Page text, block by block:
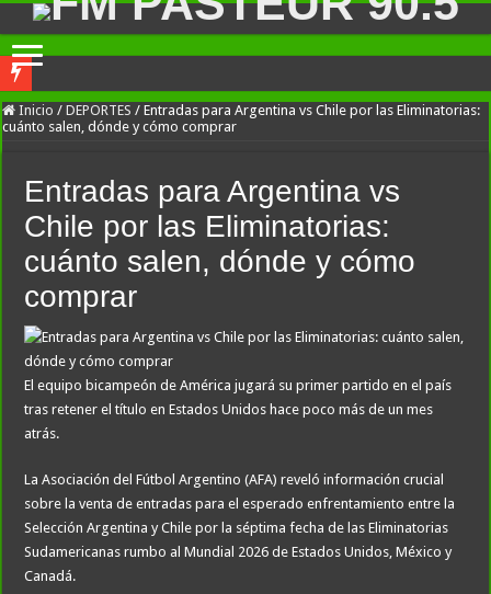
River lo descartó y el pibe Jaime brilla en Peñarol de Montevideo: «¿Nos dieron
Camilota presentó a su nueva novia y contó su historia de amor: «Hoy, por fin,
Franco Mastantuono se fue de Real Madrid y en Italia lo recibió una multitud:
Dolor en Chubut: murió el intendente de Gaiman en medio de una operación
Escala el conflicto universitario: los rectores piden a la Justicia que intime al
Pedradas, corridas y detenidos frente al Congreso en la marcha contra la Ley de
La Cámara de Casación confirmó el procesamiento de Julio de Vido y su
La contundente respuesta de Benegas Lynch a una senadora K que quiso
«Yo tenía mi propia droga, creo que me la habían regalado»: qué declaró
Inicio / DEPORTES / Entradas para Argentina vs Chile por las Eliminatorias:
cuánto salen, dónde y cómo comprar
Entradas para Argentina vs
Chile por las Eliminatorias:
cuánto salen, dónde y cómo
comprar
El equipo bicampeón de América jugará su primer partido en el país
tras retener el título en Estados Unidos hace poco más de un mes
atrás.
La Asociación del Fútbol Argentino (AFA) reveló información crucial
sobre la venta de entradas para el esperado enfrentamiento entre la
Selección Argentina y Chile por la séptima fecha de las Eliminatorias
Sudamericanas rumbo al Mundial 2026 de Estados Unidos, México y
Canadá.